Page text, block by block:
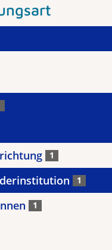
1
1
1